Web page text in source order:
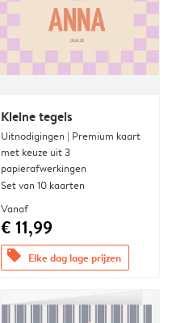
Kleine tegels
Uitnodigingen | Premium kaart
met keuze uit 3
papierafwerkingen
Set van 10 kaarten
Vanaf
€ 11,99
offers Elke dag lage prijzen